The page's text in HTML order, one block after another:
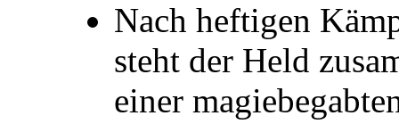
Nach heftigen
steht der Held
einer